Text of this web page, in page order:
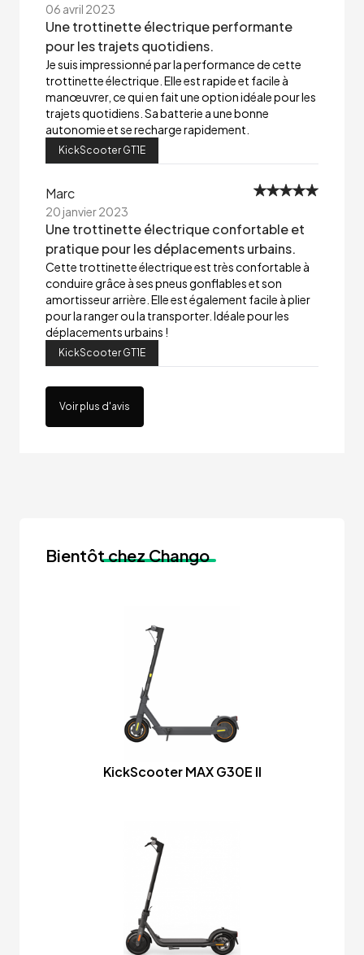
06 avril 2023
Une trottinette électrique performante
pour les trajets quotidiens.
Je suis impressionné par la performance de cette
trottinette électrique. Elle est rapide et facile à
manœuvrer, ce qui en fait une option idéale pour les
trajets quotidiens. Sa batterie a une bonne
autonomie et se recharge rapidement.
KickScooter GT1E
Marc
20 janvier 2023
Une trottinette électrique confortable et
pratique pour les déplacements urbains.
Cette trottinette électrique est très confortable à
conduire grâce à ses pneus gonflables et son
amortisseur arrière. Elle est également facile à plier
pour la ranger ou la transporter. Idéale pour les
déplacements urbains !
KickScooter GT1E
Voir plus d'avis
Bientôtchez Chango
KickScooter MAX G30E II